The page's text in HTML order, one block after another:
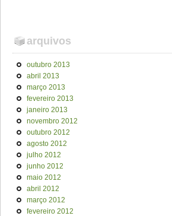
arquivos
outubro 2013
abril 2013
março 2013
fevereiro 2013
janeiro 2013
novembro 2012
outubro 2012
agosto 2012
julho 2012
junho 2012
maio 2012
abril 2012
março 2012
fevereiro 2012